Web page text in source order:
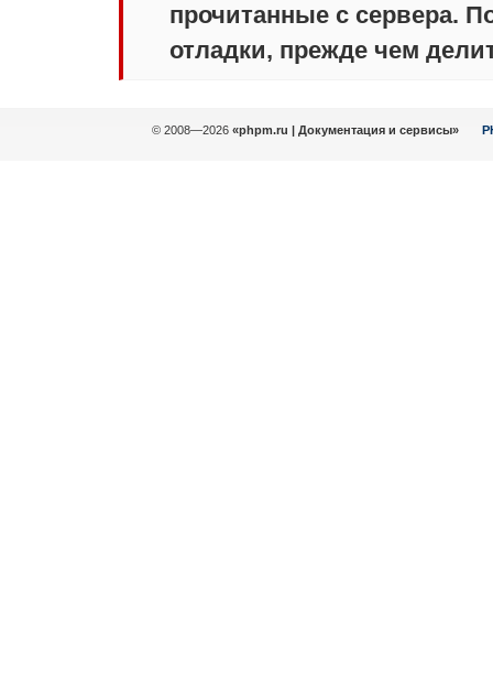
прочитанные с сервера.
отладки, прежде чем
© 2008—2026 «phpm.ru | Документация и сервисы»